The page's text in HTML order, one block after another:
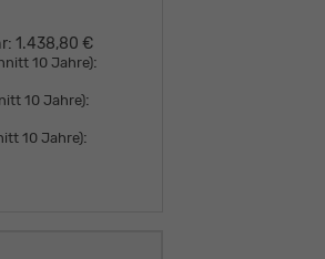
1.438,80 €
10 Jahre):
10 Jahre):
10 Jahre):